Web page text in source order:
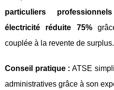
particuliers professionnels
électricité réduite 75%
couplée à la revente de surplus.
Conseil pratique : ATSE
administratives grâce à son